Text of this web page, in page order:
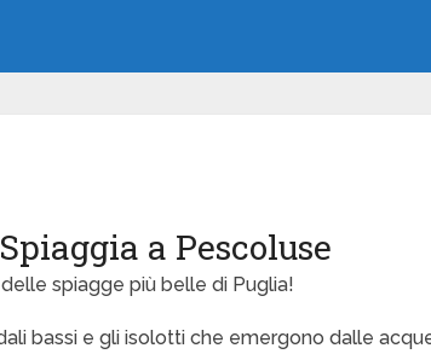
a Pescoluse
spiagge più belle di Puglia!
bassi e gli isolotti che emergono dalle